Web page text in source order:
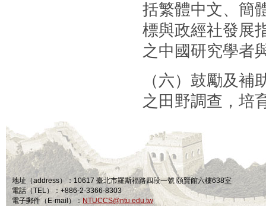
括繁體中文、簡
標與政經社發展
之中國研究學者
（六）鼓勵及
之田野調查，培
地址（address）：10617 臺北市羅斯福路四段一號 頤賢館六樓638室
電話（TEL）：+886-2-3366-8303
電子郵件（E-mail）： NTUCCS@ntu.edu.tw